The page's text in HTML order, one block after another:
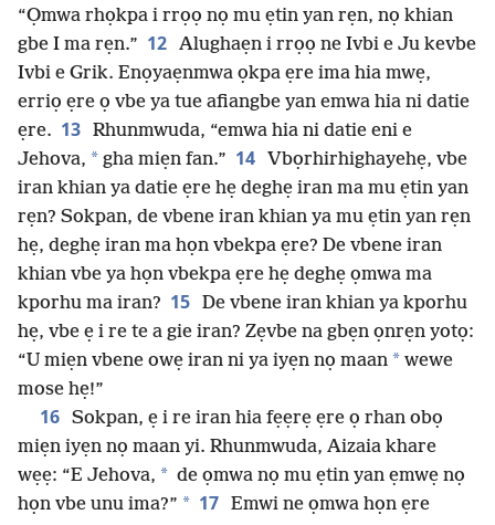
“Ọmwa rhọkpa i rrọọ nọ mu ẹtin yan rẹn, nọ khian
gbe I ma rẹn.” 12 Alughaẹn i rrọọ ne Ivbi e Ju kevbe
Ivbi e Grik. Enọyaẹnmwa ọkpa ẹre ima hia mwẹ,
erriọ ẹre ọ vbe ya tue afiangbe yan emwa hia ni datie
ẹre. 13 Rhunmwuda, “emwa hia ni datie eni e
Jehova, * gha miẹn fan.” 14
Vbọrhirhighayehẹ, vbe
iran khian ya datie ẹre hẹ deghẹ iran ma mu ẹtin yan
rẹn? Sokpan, de vbene iran khian ya mu ẹtin yan rẹn
hẹ, deghẹ iran ma họn vbekpa ẹre? De vbene iran
khian vbe ya họn vbekpa ẹre hẹ deghẹ ọmwa ma
kporhu ma iran? 15 De vbene iran khian ya kporhu
hẹ, vbe ẹ i re te a gie iran? Zẹvbe na gbẹn ọnrẹn yotọ:
“U miẹn vbene owẹ iran ni ya iyẹn nọ maan * wewe
mose hẹ!”
16 Sokpan, ẹ i re iran hia fẹẹrẹ ẹre ọ rhan obọ
miẹn iyẹn nọ maan yi. Rhunmwuda, Aizaia khare
wẹẹ: “E Jehova, * de ọmwa nọ mu ẹtin yan ẹmwẹ nọ
họn vbe unu ima?” * 17 Emwi ne ọmwa họn ẹre